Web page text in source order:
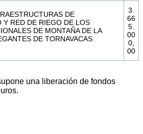
DE
Y RED DE RIEGO DE LOS
DE MONTAÑA DE LA
DE TORNAVACAS
3.
66
5.
00
0,
00
una liberación de fondos